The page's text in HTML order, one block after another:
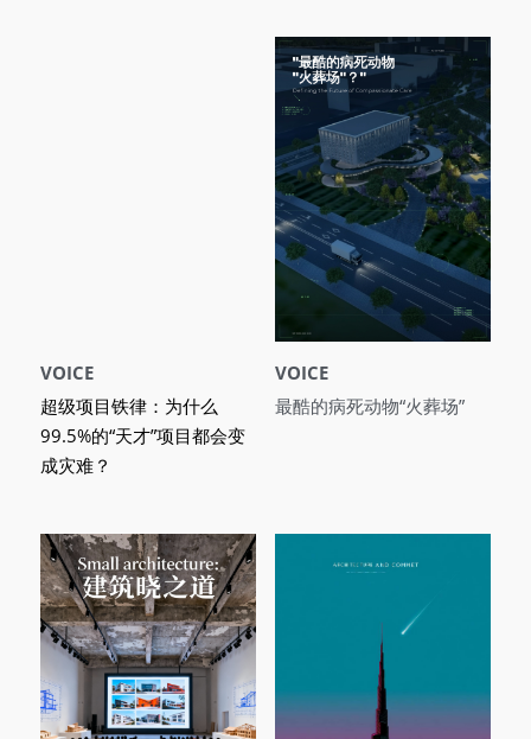
VOICE
超级项目铁律：为什么
99.5%的“天才”项目都会变
成灾难？
VOICE
最酷的病死动物“火葬场”